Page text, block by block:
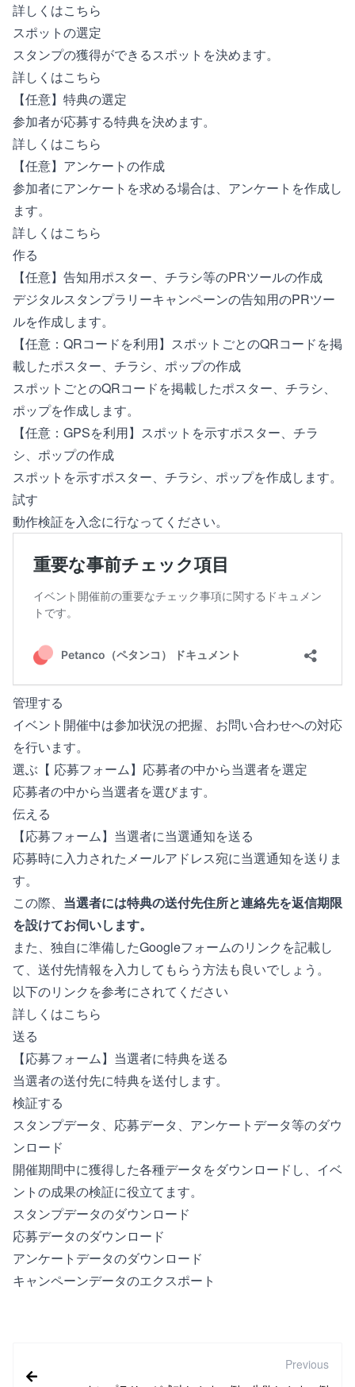
詳しくはこちら
スポットの選定
スタンプの獲得ができるスポットを決めます。
詳しくはこちら
【任意】特典の選定
参加者が応募する特典を決めます。
詳しくはこちら
【任意】アンケートの作成
参加者にアンケートを求める場合は、アンケートを作成し
ます。
詳しくはこちら
作る
【任意】告知用ポスター、チラシ等のPRツールの作成
デジタルスタンプラリーキャンペーンの告知用のPRツー
ルを作成します。
【任意：QRコードを利用】スポットごとのQRコードを掲
載したポスター、チラシ、ポップの作成
スポットごとのQRコードを掲載したポスター、チラシ、
ポップを作成します。
【任意：GPSを利用】スポットを示すポスター、チラ
シ、ポップの作成
スポットを示すポスター、チラシ、ポップを作成します。
試す
動作検証を入念に行なってください。
管理する
イベント開催中は参加状況の把握、お問い合わせへの対応
を行います。
選ぶ【 応募フォーム】応募者の中から当選者を選定
応募者の中から当選者を選びます。
伝える
【応募フォーム】当選者に当選通知を送る
応募時に入力されたメールアドレス宛に当選通知を送りま
す。
この際、 当選者には特典の送付先住所と連絡先を返信期限
を設けてお伺いします。
また、独自に準備したGoogleフォームのリンクを記載し
て、送付先情報を入力してもらう方法も良いでしょう。
以下のリンクを参考にされてください
詳しくはこちら
送る
【応募フォーム】当選者に特典を送る
当選者の送付先に特典を送付します。
検証する
スタンプデータ、応募データ、アンケートデータ等のダウ
ンロード
開催期間中に獲得した各種データをダウンロードし、イベ
ントの成果の検証に役立てます。
スタンプデータのダウンロード
応募データのダウンロード
アンケートデータのダウンロード
キャンペーンデータのエクスポート
Previous